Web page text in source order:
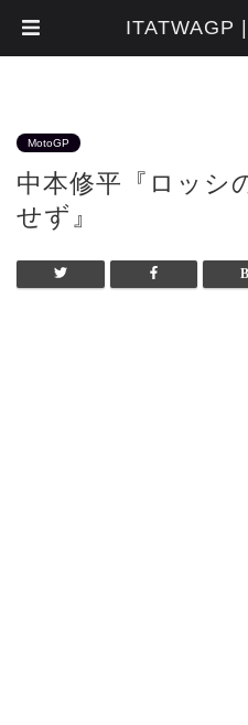
MotoGP
中本修平『ロッシ
せず』
ITATWAGP